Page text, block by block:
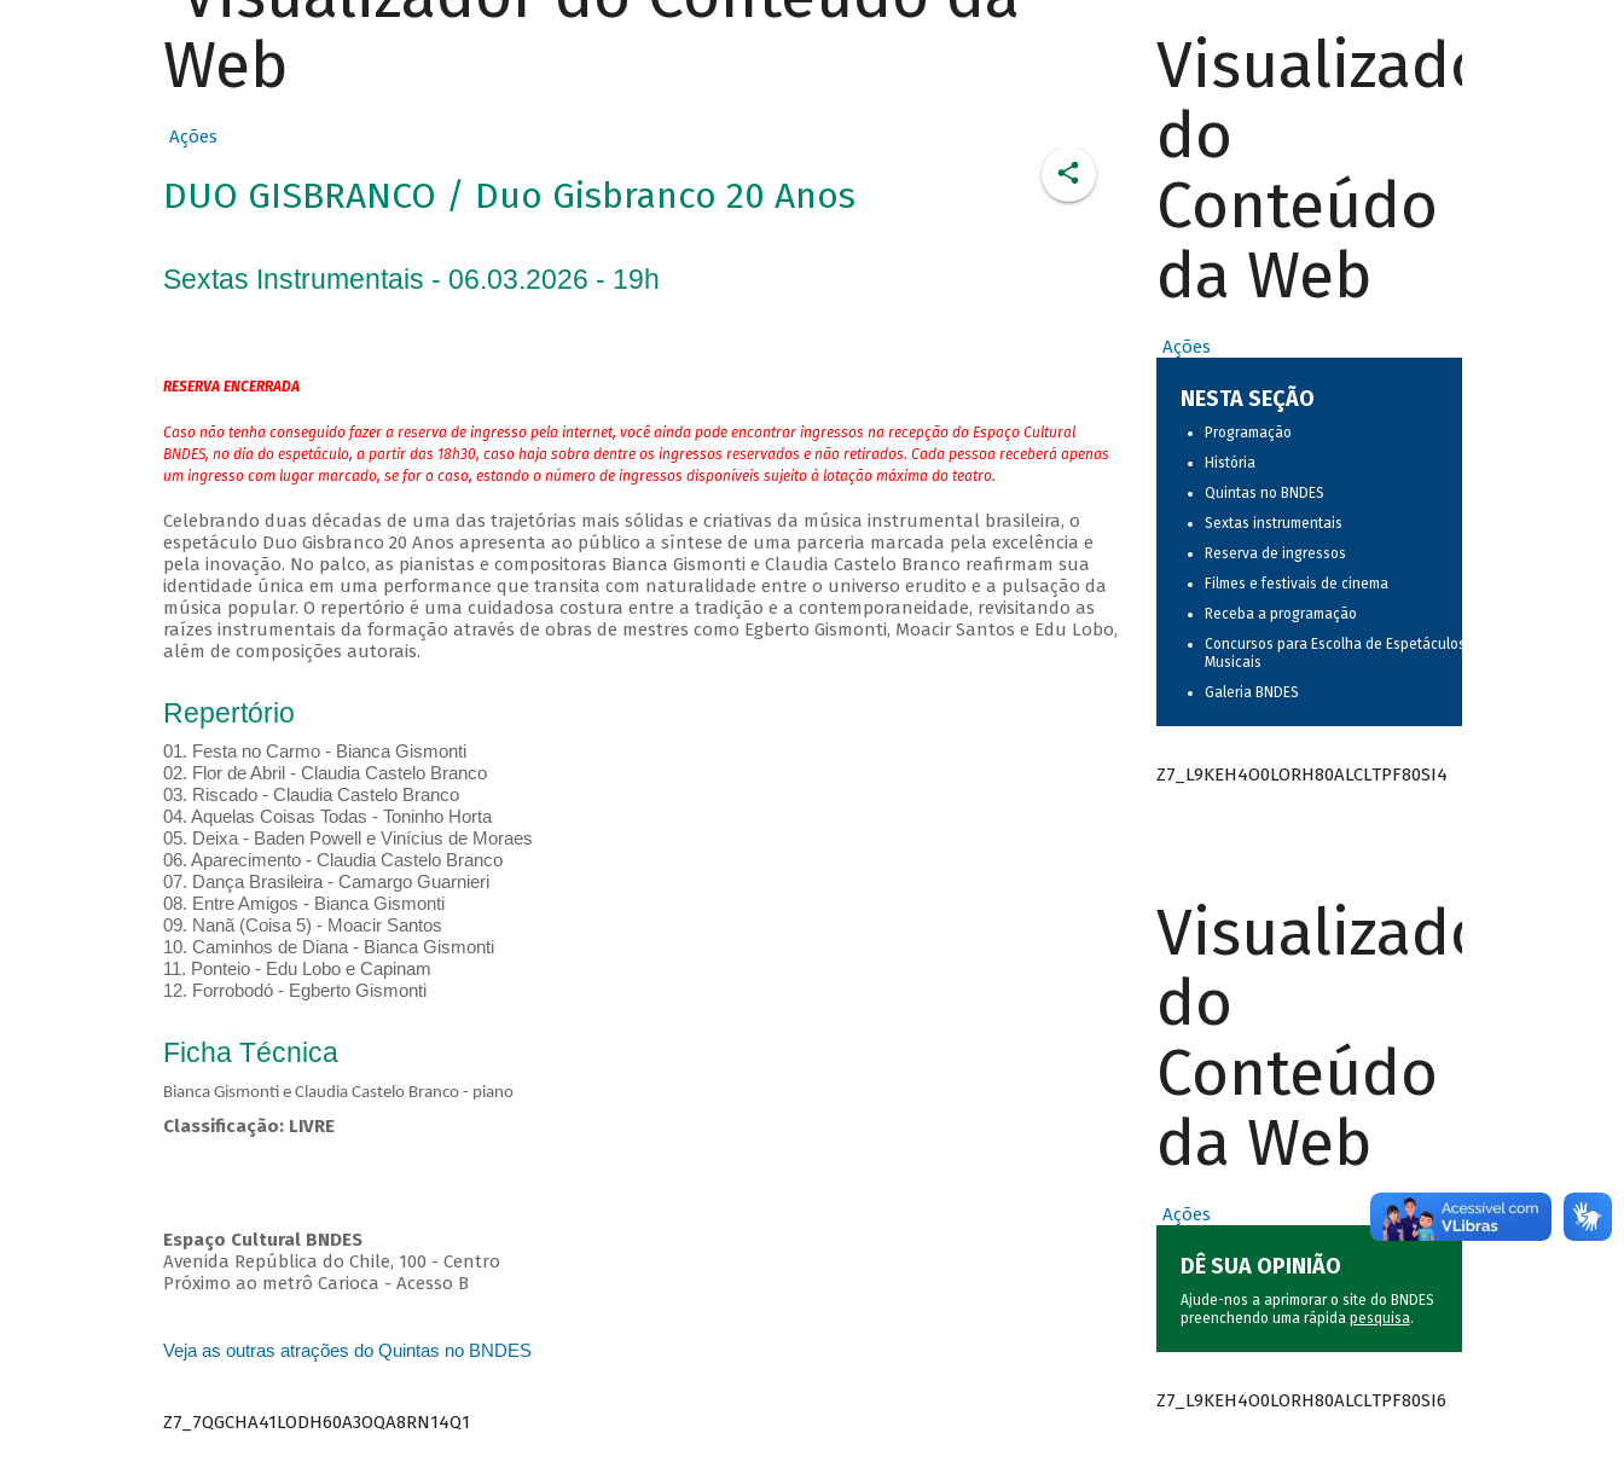
Web
Ações
DUO GISBRANCO / Duo Gisbranco 20 Anos
Sextas Instrumentais - 06.03.2026 - 19h
RESERVA ENCERRADA
Caso não tenha conseguido fazer a reserva de ingresso pela internet, você ainda pode encontrar ingressos na recepção do Espaço Cultural
BNDES, no dia do espetáculo, a partir das 18h30, caso haja sobra dentre os ingressos reservados e não retirados. Cada pessoa receberá apenas
um ingresso com lugar marcado, se for o caso, estando o número de ingressos disponíveis sujeito à lotação máxima do teatro.
Celebrando duas décadas de uma das trajetórias mais sólidas e criativas da música instrumental brasileira, o
espetáculo Duo Gisbranco 20 Anos apresenta ao público a síntese de uma parceria marcada pela excelência e
pela inovação. No palco, as pianistas e compositoras Bianca Gismonti e Claudia Castelo Branco reafirmam sua
identidade única em uma performance que transita com naturalidade entre o universo erudito e a pulsação da
música popular. O repertório é uma cuidadosa costura entre a tradição e a contemporaneidade, revisitando as
raízes instrumentais da formação através de obras de mestres como Egberto Gismonti, Moacir Santos e Edu Lobo,
além de composições autorais.
Repertório
01.⁠ ⁠Festa no Carmo - Bianca Gismonti
02.⁠ ⁠Flor de Abril - Claudia Castelo Branco
03.⁠ ⁠Riscado - Claudia Castelo Branco
04.⁠ ⁠Aquelas Coisas Todas - Toninho Horta
05.⁠ ⁠Deixa - Baden Powell e Vinícius de Moraes
06.⁠ ⁠Aparecimento - Claudia Castelo Branco
07.⁠ ⁠Dança Brasileira - Camargo Guarnieri
08.⁠ ⁠Entre Amigos - Bianca Gismonti
09.⁠ ⁠Nanã (Coisa 5) - Moacir Santos
10.⁠ ⁠Caminhos de Diana - Bianca Gismonti
11.⁠ ⁠Ponteio - Edu Lobo e Capinam
12.⁠ ⁠Forrobodó - Egberto Gismonti
Ficha Técnica
Bianca Gismonti e Claudia Castelo Branco - piano
Classificação: LIVRE
Espaço Cultural BNDES
Avenida República do Chile, 100 - Centro
Próximo ao metrô Carioca - Acesso B
Veja as outras atrações do Quintas no BNDES
Z7_7QGCHA41LODH60A3OQA8RN14Q1
Visualizador
do
Conteúdo
da Web
Ações
NESTA SEÇÃO
Programação
História
Quintas no BNDES
Sextas instrumentais
Reserva de ingressos
Filmes e festivais de cinema
Receba a programação
Concursos para Escolha de Espetáculos
Musicais
Galeria BNDES
Z7_L9KEH4O0LORH80ALCLTPF80SI4
Visualizador
do
Conteúdo
da Web
Ações
DÊ SUA OPINIÃO
Ajude-nos a aprimorar o site do BNDES
preenchendo uma rápida pesquisa.
Z7_L9KEH4O0LORH80ALCLTPF80SI6